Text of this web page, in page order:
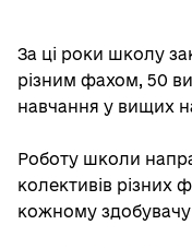
За ці роки школу
різним фахом, 50
навчання у вищих
Роботу школи
колективів різних
кожному здобувачу